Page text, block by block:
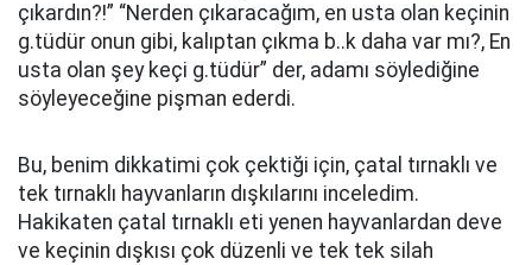
çıkardın?!” “Nerden çıkaracağım, en usta olan keçinin
g.tüdür onun gibi, kalıptan çıkma b..k daha var mı?, En
usta olan şey keçi g.tüdür” der, adamı söylediğine
söyleyeceğine pişman ederdi.
Bu, benim dikkatimi çok çektiği için, çatal tırnaklı ve
tek tırnaklı hayvanların dışkılarını inceledim.
Hakikaten çatal tırnaklı eti yenen hayvanlardan deve
ve keçinin dışkısı çok düzenli ve tek tek silah